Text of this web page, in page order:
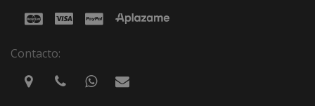
Contacto: